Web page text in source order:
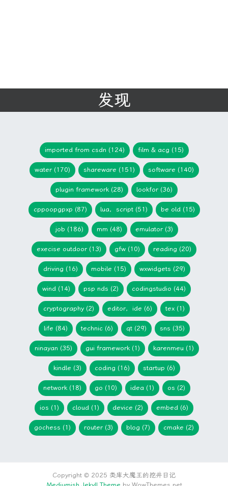
发现
imported from csdn (124) film & acg (15)
water (170) shareware (151) software (140)
plugin framework (28) lookfor (36)
cppoopgpxp (87) lua，script (51) be old (15)
job (186) mm (48) emulator (3)
execise outdoor (13) gfw (10) reading (20)
driving (16) mobile (15) wxwidgets (29)
wind (14) psp nds (2) codingstudio (44)
cryptography (2) editor，ide (6) tex (1)
life (84) technic (6) qt (29) sns (35)
ninayan (35) gui framework (1) karenmeu (1)
kindle (3) coding (16) startup (6)
network (18) go (10) idea (1) os (2)
ios (1) cloud (1) device (2) embed (6)
gochess (1) router (3) blog (7) cmake (2)
Copyright © 2025 类库大魔王的挖井日记